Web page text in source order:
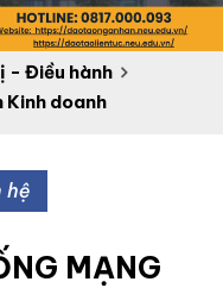
- Điều hành
Kinh doanh
hệ
MẠNG